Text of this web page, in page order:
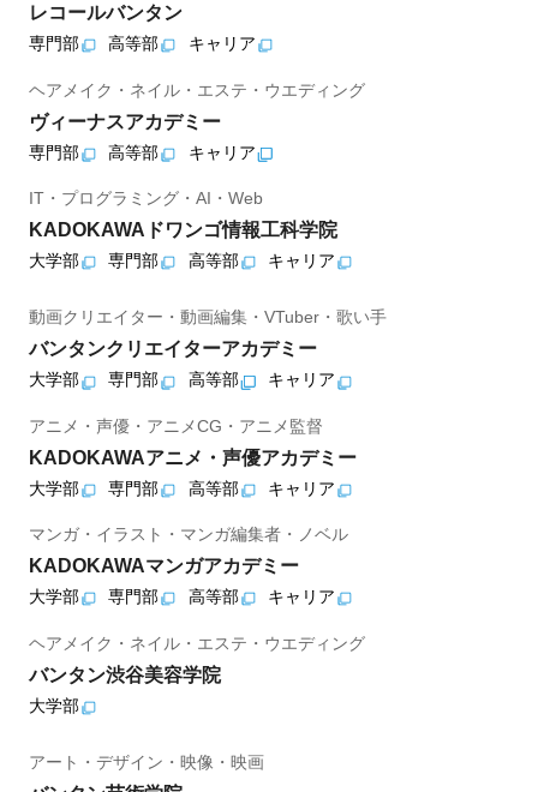
レコールバンタン
専門部 高等部 キャリア
ヘアメイク・ネイル・エステ・ウエディング
ヴィーナスアカデミー
専門部 高等部 キャリア
IT・プログラミング・AI・Web
KADOKAWAドワンゴ情報工科学院
大学部 専門部 高等部 キャリア
動画クリエイター・動画編集・VTuber・歌い手
バンタンクリエイターアカデミー
大学部 専門部 高等部 キャリア
アニメ・声優・アニメCG・アニメ監督
KADOKAWAアニメ・声優アカデミー
大学部 専門部 高等部 キャリア
マンガ・イラスト・マンガ編集者・ノベル
KADOKAWAマンガアカデミー
大学部 専門部 高等部 キャリア
ヘアメイク・ネイル・エステ・ウエディング
バンタン渋谷美容学院
大学部
アート・デザイン・映像・映画